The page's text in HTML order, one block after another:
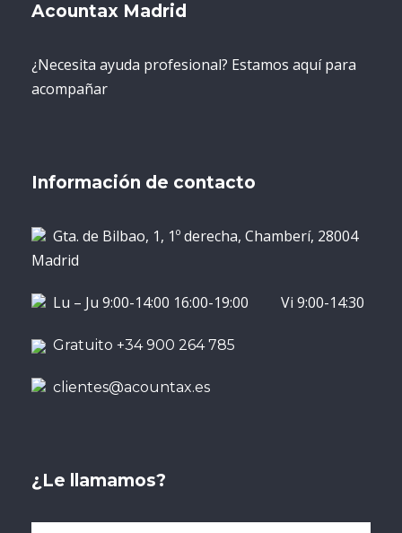
Acountax Madrid
¿Necesita ayuda profesional? Estamos aquí para
acompañar
Información de contacto
Gta. de Bilbao, 1, 1º derecha, Chamberí, 28004
Madrid
Lu – Ju 9:00-14:00 16:00-19:00 Vi 9:00-14:30
Gratuito +34 900 264 785
clientes@acountax.es
¿Le llamamos?